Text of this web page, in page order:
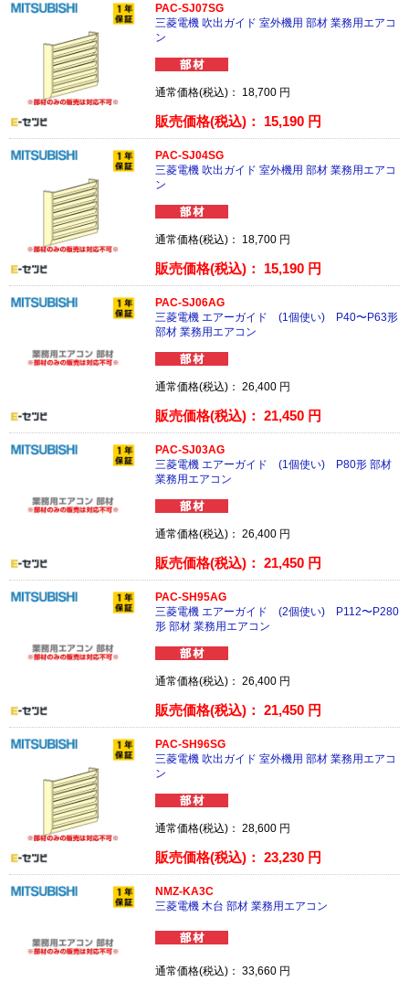
PAC-SJ07SG
三菱電機 吹出ガイド 室外機用 部材 業務用エアコ
ン
通常価格(税込)： 18,700 円
販売価格(税込)： 15,190 円
PAC-SJ04SG
三菱電機 吹出ガイド 室外機用 部材 業務用エアコ
ン
通常価格(税込)： 18,700 円
販売価格(税込)： 15,190 円
PAC-SJ06AG
三菱電機 エアーガイド (1個使い) P40〜P63形
部材 業務用エアコン
通常価格(税込)：26,400 円
販売価格(税込)：21,450 円
PAC-SJ03AG
三菱電機 エアーガイド (1個使い) P80形 部材
業務用エアコン
通常価格(税込)：26,400 円
販売価格(税込)：21,450 円
PAC-SH95AG
三菱電機 エアーガイド (2個使い) P112〜P280
形 部材 業務用エアコン
通常価格(税込)：26,400 円
販売価格(税込)：21,450 円
PAC-SH96SG
三菱電機 吹出ガイド 室外機用 部材 業務用エアコ
ン
通常価格(税込)：28,600 円
販売価格(税込)：23,230 円
NMZ-KA3C
三菱電機 木台 部材 業務用エアコン
通常価格(税込)：33,660 円